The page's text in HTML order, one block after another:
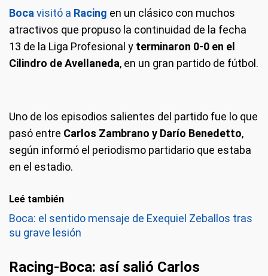
Boca visitó a Racing en un clásico con muchos
atractivos que propuso la continuidad de la fecha
13 de la Liga Profesional y terminaron 0-0 en el
Cilindro de Avellaneda, en un gran partido de fútbol.
Uno de los episodios salientes del partido fue lo que
pasó entre Carlos Zambrano y Darío Benedetto,
según informó el periodismo partidario que estaba
en el estadio.
Leé también
Boca: el sentido mensaje de Exequiel Zeballos tras
su grave lesión
Racing-Boca: así salió Carlos